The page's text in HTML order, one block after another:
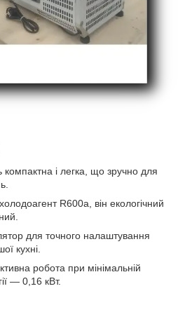
компактна і легка, що зручно для
R600a, він екологічний
для точного налаштування
кухні.
робота при мінімальній
— 0,16 кВт.